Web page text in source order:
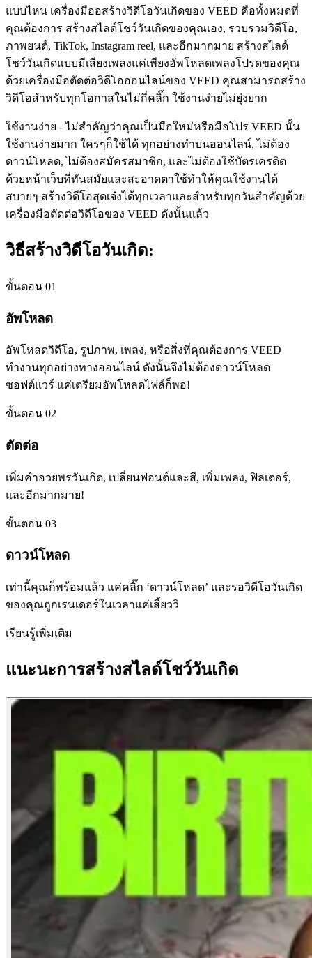
แบบไหน เครื่องมืออสร้างวิดีโอวันเกิดของ VEED คือทั้งหมดที่
คุณต้องการ สร้างสไลด์โชว์วันเกิดของคุณเอง, รวบรวมวิดีโอ,
ภาพยนต์, TikTok, Instagram reel, และอีกมากมาย สร้างสไลด์
โชว์วันเกิดแบบมีเสียงเพลงแค่เพียงอัพโหลดเพลงโปรดของคุณ
ด้วยเครื่องมือตัดต่อวิดีโอออนไลน์ของ VEED คุณสามารถสร้าง
วิดีโอสำหรับทุกโอกาสในไม่กี่คลิ๊ก ใช้งานง่ายไม่ยุ่งยาก
ใช้งานง่าย - ไม่สำคัญว่าคุณเป็นมือใหม่หรือมือโปร VEED นั้น
ใช้งานง่ายมาก ใครๆก็ใช้ได้ ทุกอย่างทำบนออนไลน์, ไม่ต้อง
ดาวน์โหลด, ไม่ต้องสมัครสมาชิก, และไม่ต้องใช้บัตรเครดิต
ด้วยหน้าเว็บที่ทันสมัยและสะอาดตาใช้ทำให้คุณใช้งานได้
สบายๆ สร้างวิดีโอสุดเจ๋งได้ทุกเวลาและสำหรับทุกวันสำคัญด้วย
เครื่องมือตัดต่อวิดีโอของ VEED ดังนั้นแล้ว
วิธีสร้างวิดีโอวันเกิด:
ขั้นตอน 01
อัพโหลด
อัพโหลดวิดีโอ, รูปภาพ, เพลง, หรือสิ่งที่คุณต้องการ VEED
ทำงานทุกอย่างทางออนไลน์ ดังนั้นจึงไม่ต้องดาวน์โหลด
ซอฟต์แวร์ แค่เตรียมอัพโหลดไฟล์ก็พอ!
ขั้นตอน 02
ตัดต่อ
เพิ่มคำอวยพรวันเกิด, เปลี่ยนฟอนต์และสี, เพิ่มเพลง, ฟิลเตอร์,
และอีกมากมาย!
ขั้นตอน 03
ดาวน์โหลด
เท่านี้คุณก็พร้อมแล้ว แค่คลิ๊ก ‘ดาวน์โหลด’ และรอวิดีโอวันเกิด
ของคุณถูกเรนเดอร์ในเวลาแค่เสี้ยววิ
เรียนรู้เพิ่มเติม
แนะนะการสร้างสไลด์โชว์วันเกิด